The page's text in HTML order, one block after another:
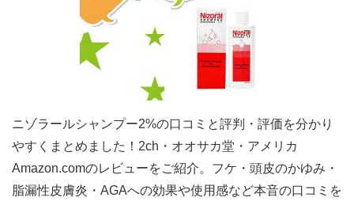
ニゾラールシャンプー2%の口コミと評判・評価を分かり
やすくまとめました！2ch・オオサカ堂・アメリカ
Amazon.comのレビューをご紹介。フケ・頭皮のかゆみ・
脂漏性皮膚炎・AGAへの効果や使用感など本音の口コミを